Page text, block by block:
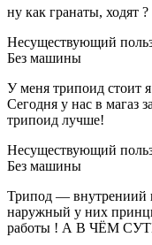
ну как гранаты, ходят ?
Несуществующий
Без машины
У меня трипоид стоит
Сегодня у нас в магаз
трипоид лучше!
Несуществующий
Без машины
Трипод —
наружный у них
работы ! А В ЧЁМ